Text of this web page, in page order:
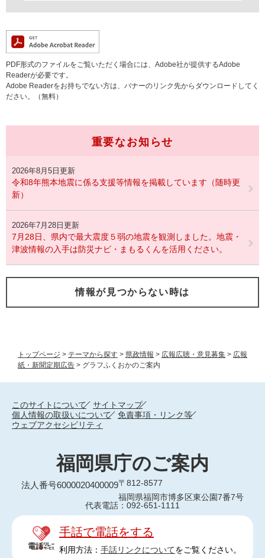
トップページ > テーマから探す > 県政情報 > 広報広聴・意見募集 > 広報
紙・新聞定期広告 > グラフふくおかのご案内
PDF形式のファイルをご覧いただく場合には、Adobe社が提供するAdobe
Readerが必要です。
Adobe Readerをお持ちでない方は、バナーのリンク先からダウンロードしてく
ださい。（無料）
重要なお知らせ
2026年8月5日更新
令和8年熊本地震に係る支援等情報を掲載しています（随時更
新）
2026年7月28日更新
7月28日、県内で最大震度５弱の地震を観測しました。地震・
津波情報の入手は防災ナビ・まもるくんを活用ください。
情報が見つからない時は
このサイトについて
サイトマップ
個人情報の取扱いについて
免責事項・リンク等
ウェブアクセシビリティ
福岡県庁のご案内
法人番号6000020400009〒812-8577
福岡県福岡市博多区東公園7番7号
代表電話：092-651-1111
手話で電話をする
利用方法： 手話リンクについてをご覧ください。